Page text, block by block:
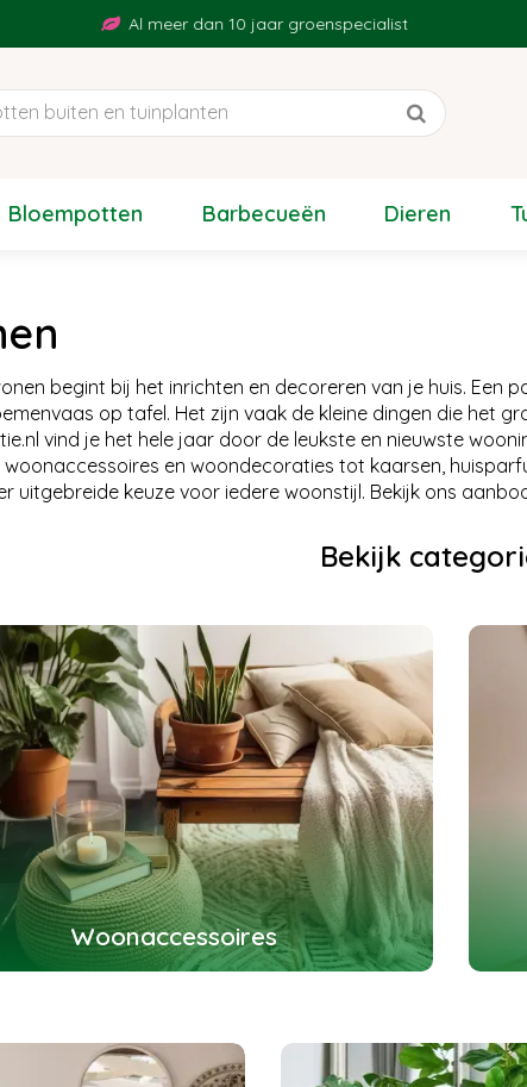
Al meer dan 10 jaar groenspecialist
Bloempotten Barbecueën Dieren
begint bij het inrichten en decoreren van je huis. Een
op tafel. Het zijn vaak de kleine dingen die het
vind je het hele jaar door de leukste en nieuwste
woonaccessoires en woondecoraties tot kaarsen,
uitgebreide keuze voor iedere woonstijl. Bekijk ons
Bekijk
Woonaccessoires